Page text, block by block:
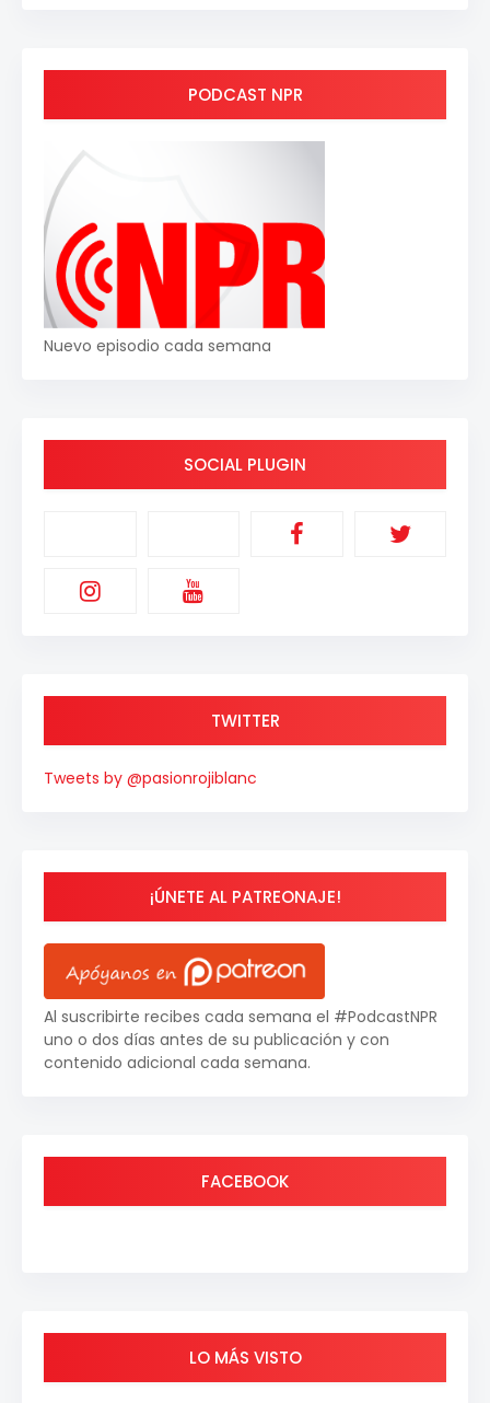
PODCAST NPR
Nuevo episodio cada semana
SOCIAL PLUGIN
TWITTER
Tweets by @pasionrojiblanc
¡ÚNETE AL PATREONAJE!
Al suscribirte recibes cada semana el #PodcastNPR
uno o dos días antes de su publicación y con
contenido adicional cada semana.
FACEBOOK
LO MÁS VISTO